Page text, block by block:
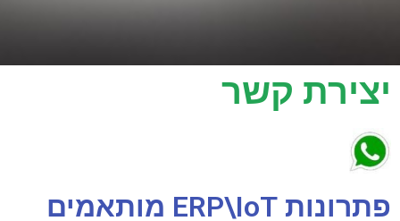
יצירת קשר
פתרונות ERP\IoT מותאמים